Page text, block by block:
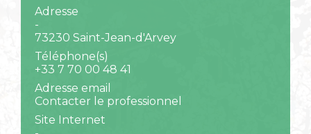
Adresse
-
73230 Saint-Jean-d'Arvey
Téléphone(s)
+33 7 70 00 48 41
Adresse email
Contacter le professionnel
Site Internet